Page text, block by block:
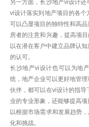
另一方面，长沙地产vi设计
vi设计落实到地产项目的各个
可以凸显项目的独特性和高
房者的注意和兴趣，提高项
以在潜在客户中建立品牌认
的认可。
长沙地产vi设计也可以为地
统，地产企业可以更好地管
伙伴，都可以在vi设计的指
业的专业形象，还能够提高
以根据市场需求和发展趋势
化和挑战。